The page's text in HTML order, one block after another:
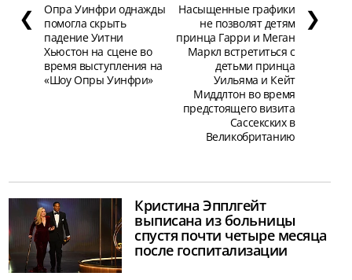
❮
Опра Уинфри однажды
помогла скрыть
падение Уитни
Хьюстон на сцене во
время выступления на
«Шоу Опры Уинфри»
Насыщенные графики
не позволят детям
принца Гарри и Меган
Маркл встретиться с
детьми принца
Уильяма и Кейт
Миддлтон во время
предстоящего визита
Сассекских в
Великобританию
❯
Кристина Эпплгейт
выписана из больницы
спустя почти четыре месяца
после госпитализации